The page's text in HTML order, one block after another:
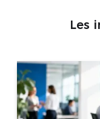
Les